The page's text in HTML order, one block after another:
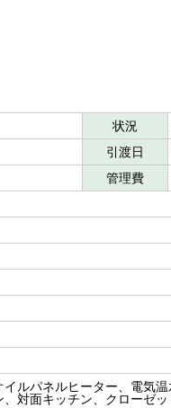
状況
引渡日
管理費
ネルヒーター、電気温
対面キッチン、クローゼ